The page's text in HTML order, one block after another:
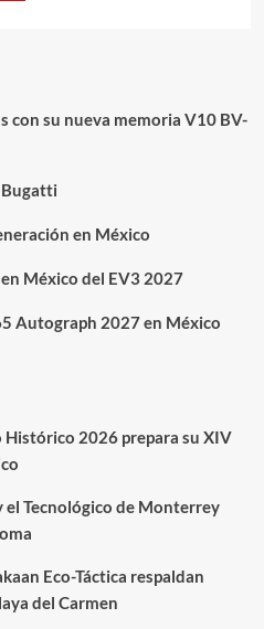
con su nueva memoria V10 BV-
en México
México del EV3 2027
Autograph 2027 en México
Histórico 2026 prepara su XIV
el Tecnológico de Monterrey
Eco-Táctica respaldan
del Carmen